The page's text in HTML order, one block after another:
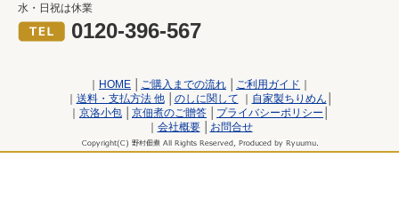
水・日祝は休業
0120-396-567
HOME ご購入までの流れ ご利用ガイド
送料・支払方法 他 のしに関して 自家製ちりめん
京洛小包 京佃煮のご贈答 プライバシーポリシー
会社概要 お問合せ